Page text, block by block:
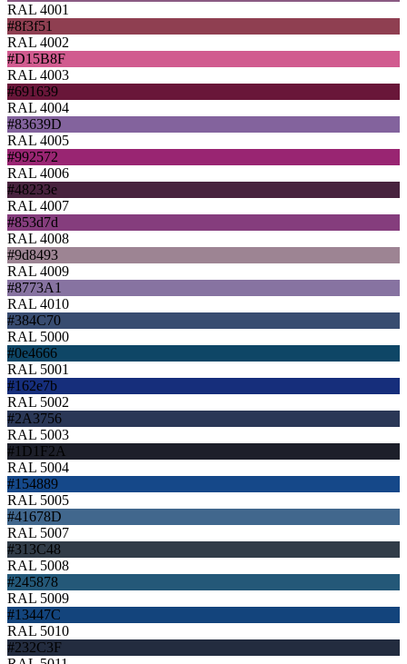
RAL 4001
#8f3f51
RAL 4002
#D15B8F
RAL 4003
#691639
RAL 4004
#83639D
RAL 4005
#992572
RAL 4006
#48233e
RAL 4007
#853d7d
RAL 4008
#9d8493
RAL 4009
#8773A1
RAL 4010
#384C70
RAL 5000
#0e4666
RAL 5001
#162e7b
RAL 5002
#2A3756
RAL 5003
#1D1F2A
RAL 5004
#154889
RAL 5005
#41678D
RAL 5007
#313C48
RAL 5008
#245878
RAL 5009
#13447C
RAL 5010
#232C3F